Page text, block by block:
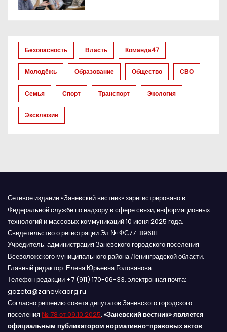
о
а Безопасность Власть Команда47
Молодёжь Образование Общество СВО
Семья Спорт Транспорт Экология
Эксклюзив
Сетевое издание «Заневский вестник» зарегистрировано в
Федеральной службе по надзору в сфере связи, информационных
технологий и массовых коммуникаций 10 июня 2025 года.
Свидетельство о регистрации Эл № ФС77-89681.
Учредитель: администрация Заневского городского поселения
Всеволожского муниципального района Ленинградской области.
Главный редактор: Елена Юрьевна Голованова.
Телефон редакции +7 (911) 170-06-33, электронная почта:
gazeta@zanevkaorg.ru
Согласно решению совета депутатов Заневского городского
поселения № 78 от 09.10.2025, «Заневский вестник» является
официальным публикатором нормативно-правовых актов